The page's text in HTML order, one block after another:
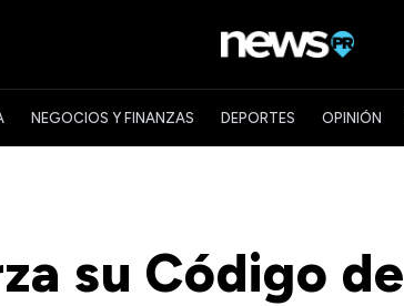
NEGOCIOS Y FINANZAS DEPORTES OPINIÓN
su Código de